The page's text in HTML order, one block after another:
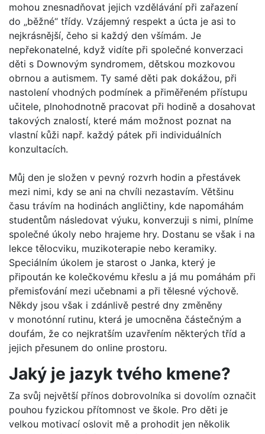
mohou znesnadňovat jejich vzdělávání při zařazení
do „běžné“ třídy. Vzájemný respekt a úcta je asi to
nejkrásnější, čeho si každý den všímám. Je
nepřekonatelné, když vidíte při společné konverzaci
děti s Downovým syndromem, dětskou mozkovou
obrnou a autismem. Ty samé děti pak dokážou, při
nastolení vhodných podmínek a přiměřeném přístupu
učitele, plnohodnotně pracovat při hodině a dosahovat
takových znalostí, které mám možnost poznat na
vlastní kůži např. každý pátek při individuálních
konzultacích.
Můj den je složen v pevný rozvrh hodin a přestávek
mezi nimi, kdy se ani na chvíli nezastavím. Většinu
času trávím na hodinách angličtiny, kde napomáhám
studentům následovat výuku, konverzuji s nimi, plníme
společné úkoly nebo hrajeme hry. Dostanu se však i na
lekce tělocviku, muzikoterapie nebo keramiky.
Speciálním úkolem je starost o Janka, který je
připoután ke kolečkovému křeslu a já mu pomáhám při
přemisťování mezi učebnami a při tělesné výchově.
Někdy jsou však i zdánlivě pestré dny změněny
v monotónní rutinu, která je umocněna částečným a
doufám, že co nejkratším uzavřením některých tříd a
jejich přesunem do online prostoru.
Jaký je jazyk tvého kmene?
Za svůj největší přínos dobrovolníka si dovolím označit
pouhou fyzickou přítomnost ve škole. Pro děti je
velkou motivací oslovit mě a prohodit jen několik